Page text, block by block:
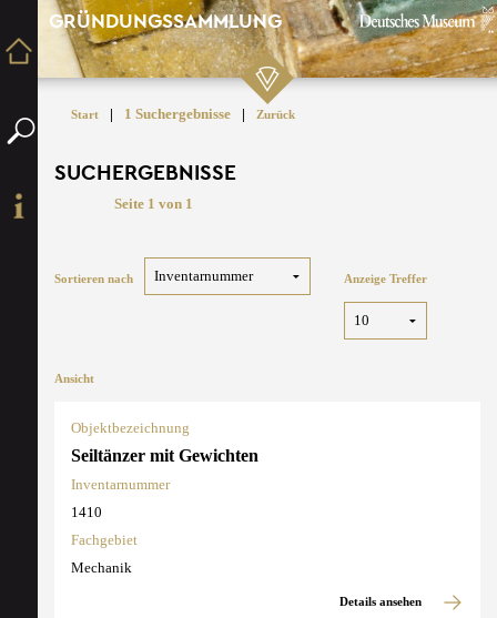
GRÜNDUNGSSAMMLUNG
Start | 1 Suchergebnisse | Zurück
SUCHERGEBNISSE
Seite 1 von 1
Sortieren nach Anzeige Treffer
Ansicht
Objektbezeichnung
Seiltänzer mit Gewichten
Inventarnummer
1410
Fachgebiet
Mechanik
Details ansehen